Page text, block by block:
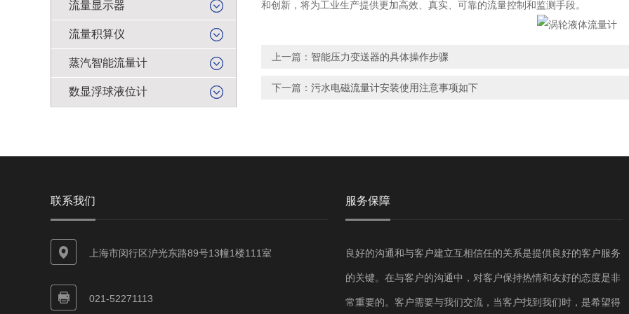
流量显示器
流量积算仪
蒸汽智能流量计
数显浮球液位计
和创新，将为工业生产提供更加高效、真实、可靠的流量控制和监测手段。
上一篇： 智能压力变送器的具体操作步骤
下一篇： 污水电磁流量计安装使用注意事项如下
联系我们
上海市闵行区沪光东路89号13幢1楼111室
021-52271113
服务保障
良好的沟通和与客户建立互相信任的关系是提供良好的客户服务
的关键。在与客户的沟通中，对客户保持热情和友好的态度是非
常重要的。客户需要与我们交流，当客户找到我们时，是希望得